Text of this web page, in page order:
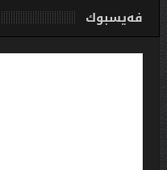
فەیسبوك